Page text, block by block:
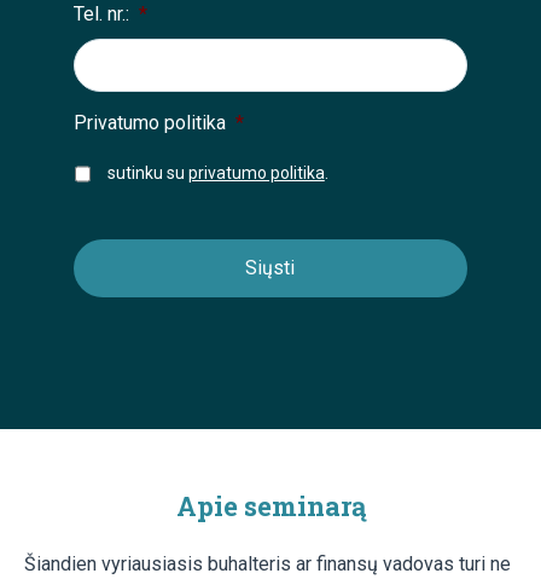
Tel. nr.: *
Privatumo politika *
sutinku su privatumo politika
Apie seminarą
Šiandien vyriausiasis buhalteris ar finansų vadovas turi ne